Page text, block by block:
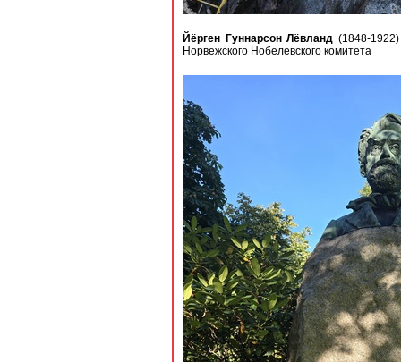
Йёрген Гуннарсон Лёвланд (1848-
Норвежского Нобелевского комитета